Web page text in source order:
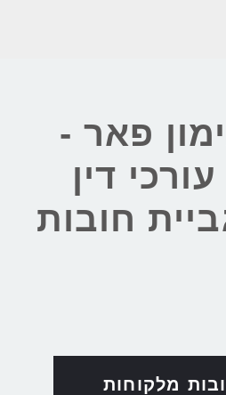
פאר -
דין
חובות
מלקוחות